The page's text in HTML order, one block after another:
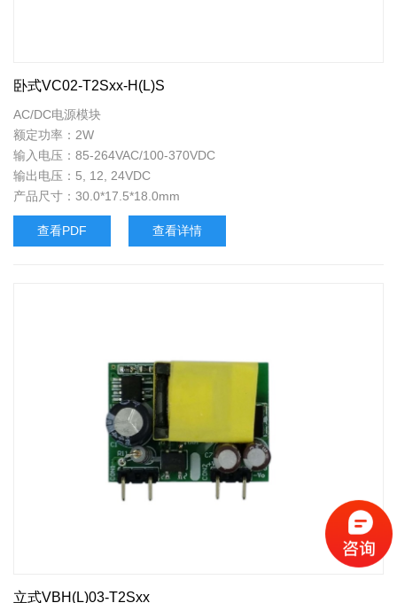
卧式VC02-T2Sxx-H(L)S
AC/DC电源模块
额定功率：2W
输入电压：85-264VAC/100-370VDC
输出电压：5, 12, 24VDC
产品尺寸：30.0*17.5*18.0mm
查看PDF 查看详情
立式VBH(L)03-T2Sxx